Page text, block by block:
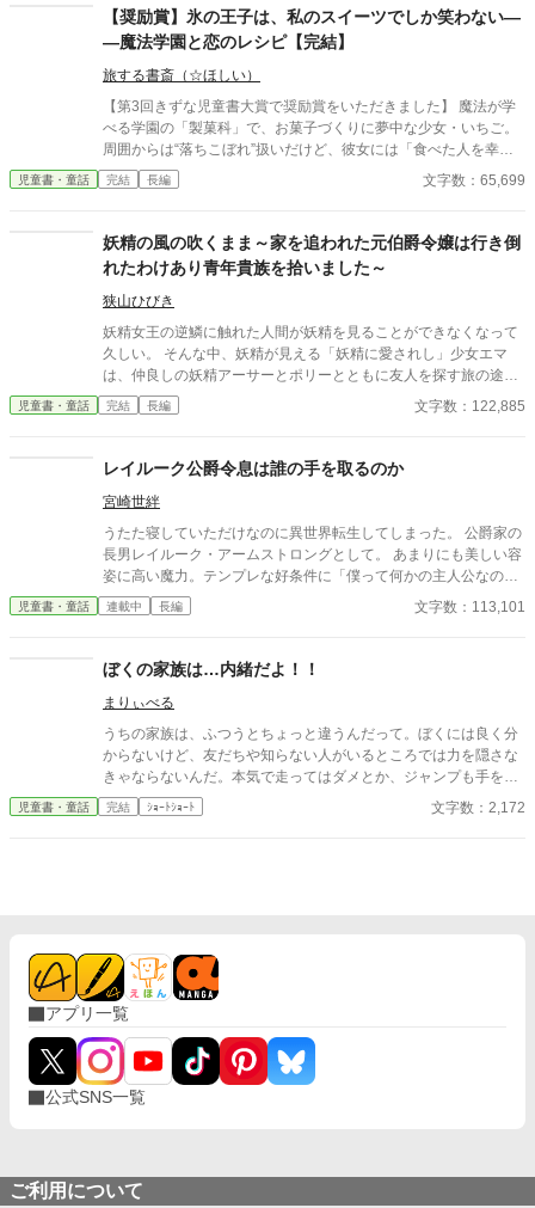
な力とセンスを持つ、負け知らずの最強不良 和凜以外に容赦が
ない 天狼絆那（てんろうきずな） 些細な事だったのに、どう
してか私にくっつくイケメンさん。 彼曰く、私に一目惚れした
らしく……？ 「おい、俺の和凜に何しやがる。」 「お前が無事な
ら、もうそれでいい……っ。」 「この世に存在している言葉だけ
じゃ表せないくらい、愛している。」 王道で溺愛、甘すぎる恋
物語。 最強不良さんの溺愛は、独占的で盲目的。
【奨励賞】氷の王子は、私のスイーツでしか笑わない―
―魔法学園と恋のレシピ【完結】
旅する書斎（☆ほしい）
【第3回きずな児童書大賞で奨励賞をいただきました】 魔法が学
べる学園の「製菓科」で、お菓子づくりに夢中な少女・いちご。
周囲からは“落ちこぼれ”扱いだけど、彼女には「食べた人を幸せ
にする」魔法菓子の力があった。 ある日、彼女は冷たく孤高
な“氷の王子”レオンの秘密を知る。彼は誰にも言えない魔力不全
用だけど優しい彼の心を溶かすため、特別な魔法スイーツ作りが
始まる。 甘くて切ない、学園魔法ラブストーリー！
児童書・童話 完結 長編 文字数：65,699
妖精の風の吹くまま～家を追われた元伯爵令嬢は行き倒
れたわけあり青年貴族を拾いました～
狭山ひびき
妖精女王の逆鱗に触れた人間が妖精を見ることができなくなって
久しい。 そんな中、妖精が見える「妖精に愛されし」少女エマ
は、仲良しの妖精アーサーとポリーとともに友人を探す旅の途
中、行き倒れの青年貴族ユーインを拾う。彼は病に倒れた友人を
助けるために、万能薬（パナセア）を探して旅をしているらし
ったエマは、「おいエマ、やめとけって！」というアーサーの制
止を振り切り、ユーインの薬探しを手伝うことにする。昔から妖
精が見えることを人から気味悪がられるエマは、ユーインにはそ
のことを告げなかったが、伝説の万能薬に代わる特別な妖精の秘
薬があるのだ。その薬なら、ユーインの友人の病気も治せるかも
しれない。エマは薬の手掛かりを持っている妖精女王に会いに行
ーインに、次第に心惹かれていくエマ。けれども、妖精女王に会
がられることを覚悟で告げたエマに、ユーインは―― 心に傷を抱
える妖精が見える少女エマと、心優しくもちょっとした秘密を抱
ディです。
児童書・童話 完結 長編 文字数：122,885
レイルーク公爵令息は誰の手を取るのか
宮崎世絆
うたた寝していただけなのに異世界転生してしまった。 公爵家の
長男レイルーク・アームストロングとして。 あまりにも美しい容
姿に高い魔力。テンプレな好条件に「僕って何かの主人公なのか
な？」と困惑するレイルーク。 溺愛してくる両親や義姉に見守ら
れ、心身ともに成長していくレイルーク。 アームストロング公爵
直で温厚篤実なレイルークに心奪われ、三人共々婚約を申し出る
始末。 十五歳になり、高い魔力を持つ者のみが通える魔術学園に
入学する事になったレイルーク。 しかし、その学園はかなり特殊
な学園だった。 全員見た目を変えて通わなければならず、性格ま
で変わって入学する生徒もいるというのだ。 「みんな全然見た目
が違うし、性格まで変えてるからもう誰が誰だか分からないな。
てここまで頑張って来たんだし。正体がバレないように気をつけ
品です。 物語進行は同じなのに、主人公が違うとどれ程内容が変
わるのか？ を検証したくて執筆しました。 『アラサーと高校
生』の年齢差や性別による『性格のギャップ』を楽しんで頂けた
おり、高学年向け児童書扱いです。なのでレティシアと違いまと
もな主人公です。 一部の登場人物も性別が逆転していますので、
全く同じに物語が進行するか正直分かりません。 もしかしたら学
児童書・童話 連載中 長編 文字数：113,101
ぼくの家族は…内緒だよ！！
まりぃべる
うちの家族は、ふつうとちょっと違うんだって。ぼくには良く分
からないけど、友だちや知らない人がいるところでは力を隠さな
きゃならないんだ。本気で走ってはダメとか、ジャンプも手を抜
け、とかいろいろ守らないといけない約束がある。面倒だけど、
約束破ったら引っ越さないといけないって言われてるから面倒だ
児童書・童話 完結 ｼｮｰﾄｼｮｰﾄ 文字数：2,172
アプリ一覧
公式SNS一覧
ご利用について